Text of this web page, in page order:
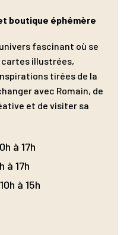
boutique éphémère
fascinant où se
illustrées,
tirées de la
avec Romain, de
et de visiter sa
à 17h
à 17h
à 15h